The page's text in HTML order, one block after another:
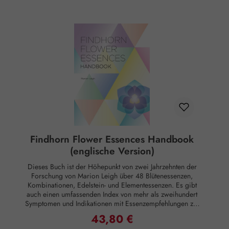
Findhorn Flower Essences Handbook
(englische Version)
Dieses Buch ist der Höhepunkt von zwei Jahrzehnten der
Forschung von Marion Leigh über 48 Blütenessenzen,
Kombinationen, Edelstein- und Elementessenzen. Es gibt
auch einen umfassenden Index von mehr als zweihundert
Symptomen und Indikationen mit Essenzempfehlungen zur
Behandlung dieser Erkrankungen. Es enthält eine detaillierte
Beschreibung der Blütenessenzen, Kombinationsessenzen,
Regulärer Preis:
43,80 €